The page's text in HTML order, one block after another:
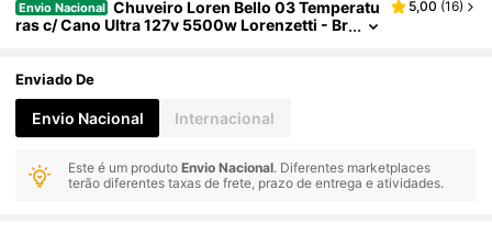
Envio Nacional Chuveiro Loren Bello 03 Temperatu
ras c/ Cano Ultra 127v 5500w Lorenzetti - Br
5,00 (16)
Enviado De
Envio Nacional Internacional
Este é um produtoEnvio Nacional. Diferentes marketplaces
terão diferentes taxas de frete, prazo de entrega e atividades.